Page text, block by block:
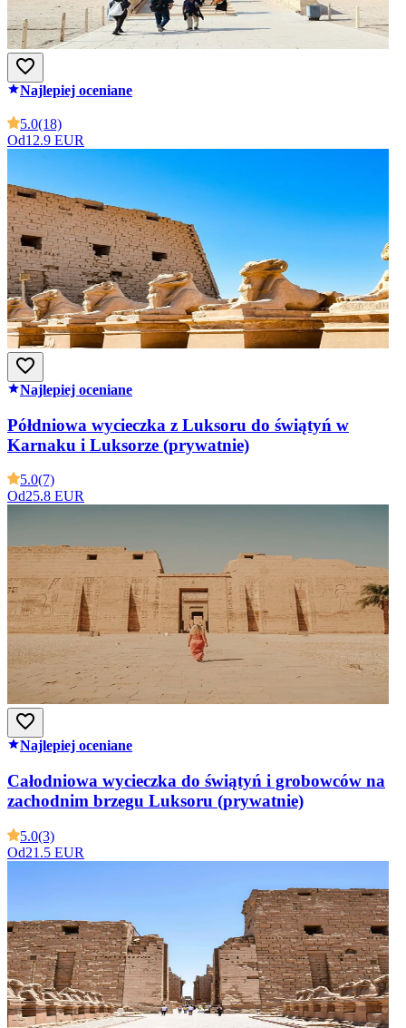
Najlepiej oceniane
5.0(18)
Od12.9 EUR
Najlepiej oceniane
Półdniowa wycieczka z Luksoru do świątyń w
Karnaku i Luksorze (prywatnie)
5.0(7)
Od25.8 EUR
Najlepiej oceniane
Całodniowa wycieczka do świątyń i grobowców na
zachodnim brzegu Luksoru (prywatnie)
5.0(3)
Od21.5 EUR